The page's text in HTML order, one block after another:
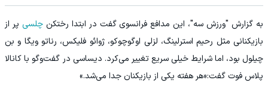
به گزارش "ورزش سه"، این مدافع فرانسوی گفت در ابتدا رختکنچلسی پر از
بازیکنانی مثل رحیم استرلینگ، لزلی اوگوچوکو، ژوائو فلیکس، رناتو ویگا و بن
چیلول بود، اما شرایط خیلی سریع تغییر می‌کرد. دیساسی در گفت‌وگو با کانالا
پلاس فوت گفت:«هر هفته یکی از بازیکنان جدا می‌شد.»